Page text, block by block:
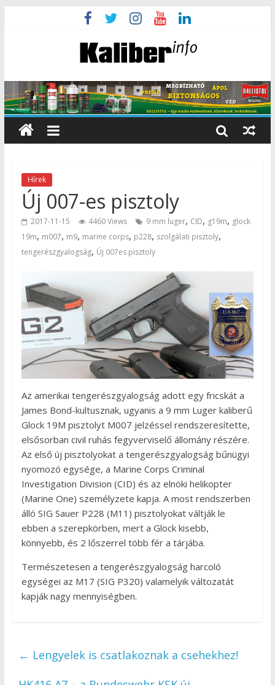
Hírek
Új 007-es pisztoly
2017-11-15 4460 Views 9 mm luger, CID, g19m, glock
19m, m007, m9, marine corps, p228, szolgálati pisztoly,
tengerészgyalogság, Új 007es pisztoly
Az amerikai tengerészgyalogság adott egy fricskát a
James Bond-kultusznak, ugyanis a 9 mm Luger kaliberű
Glock 19M pisztolyt M007 jelzéssel rendszeresítette,
elsősorban civil ruhás fegyverviselő állomány részére.
Az első új pisztolyokat a tengerészgyalogság bűnügyi
nyomozó egysége, a Marine Corps Criminal
Investigation Division (CID) és az elnöki helikopter
(Marine One) személyzete kapja. A most rendszerben
álló SIG Sauer P228 (M11) pisztolyokat váltják le
ebben a szerepkörben, mert a Glock kisebb,
könnyebb, és 2 lőszerrel több fér a tárjába.
Természetesen a tengerészgyalogság harcoló
egységei az M17 (SIG P320) valamelyik változatát
kapják nagy mennyiségben.
← Lengyelek is csatlakoznak a csehekhez!